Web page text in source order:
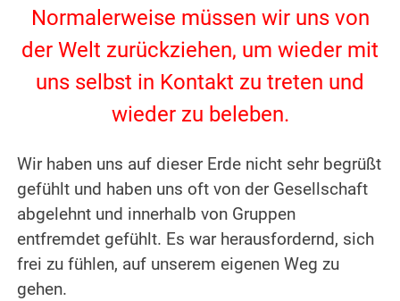
Normalerweise müssen wir uns von
der Welt zurückziehen, um wieder mit
uns selbst in Kontakt zu treten und
wieder zu beleben.
Wir haben uns auf dieser Erde nicht sehr begrüßt
gefühlt und haben uns oft von der Gesellschaft
abgelehnt und innerhalb von Gruppen
entfremdet gefühlt. Es war herausfordernd, sich
frei zu fühlen, auf unserem eigenen Weg zu
gehen.